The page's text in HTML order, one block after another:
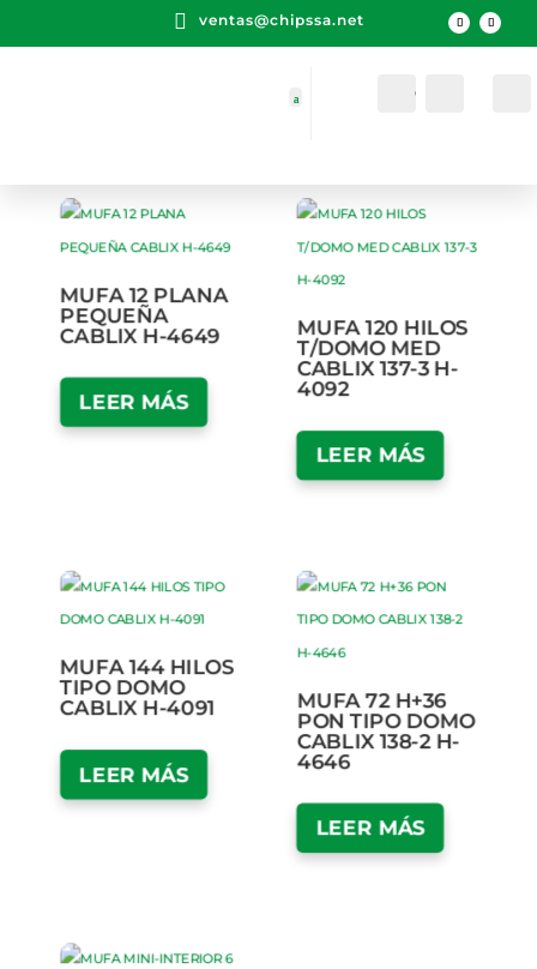
 ventas@chipssa.net
Cuenta
MUFA 12 PLANA
PEQUEÑA
CABLIX H-4649
LEER MÁS
MUFA 120 HILOS
T/DOMO MED
CABLIX 137-3 H-
4092
LEER MÁS
MUFA 144 HILOS
TIPO DOMO
CABLIX H-4091
LEER MÁS
MUFA 72 H+36
PON TIPO DOMO
CABLIX 138-2 H-
4646
LEER MÁS